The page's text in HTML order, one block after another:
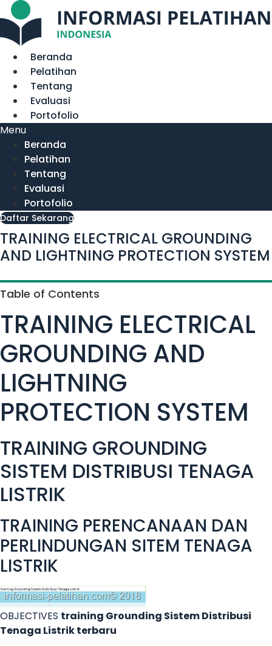
Lewati
ke
konten
Beranda
Pelatihan
Tentang
Evaluasi
Portofolio
Menu
Beranda
Pelatihan
Tentang
Evaluasi
Portofolio
Daftar Sekarang
TRAINING ELECTRICAL GROUNDING
AND LIGHTNING PROTECTION SYSTEM
Table of Contents
TRAINING ELECTRICAL
GROUNDING AND
LIGHTNING
PROTECTION SYSTEM
TRAINING GROUNDING
SISTEM DISTRIBUSI TENAGA
LISTRIK
TRAINING PERENCANAAN DAN
PERLINDUNGAN SITEM TENAGA
LISTRIK
OBJECTIVES training Grounding Sistem Distribusi
Tenaga Listrik terbaru